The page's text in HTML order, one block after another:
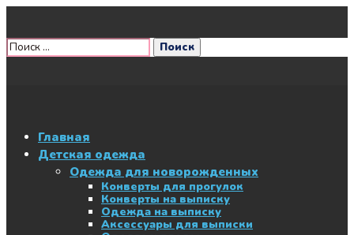
Главная
Детская одежда
Одежда для новорожденных
Конверты для прогулок
Конверты на выписку
Одежда на выписку
Аксессуары для выписки